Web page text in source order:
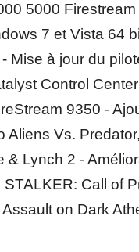
5000
7 et Vista 64
Mise à jour du
Control
9350 -
Aliens Vs.
& Lynch 2 -
Call of
on Dark